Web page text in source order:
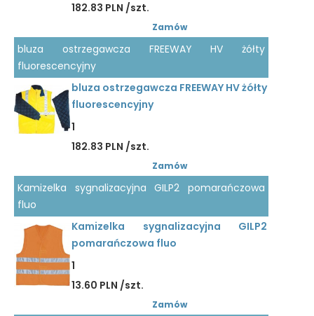
182.83 PLN /szt.
Zamów
bluza ostrzegawcza FREEWAY HV żółty
fluorescencyjny
bluza ostrzegawcza FREEWAY HV żółty
fluorescencyjny
1
182.83 PLN /szt.
Zamów
Kamizelka sygnalizacyjna GILP2 pomarańczowa
fluo
Kamizelka sygnalizacyjna GILP2
pomarańczowa fluo
1
13.60 PLN /szt.
Zamów